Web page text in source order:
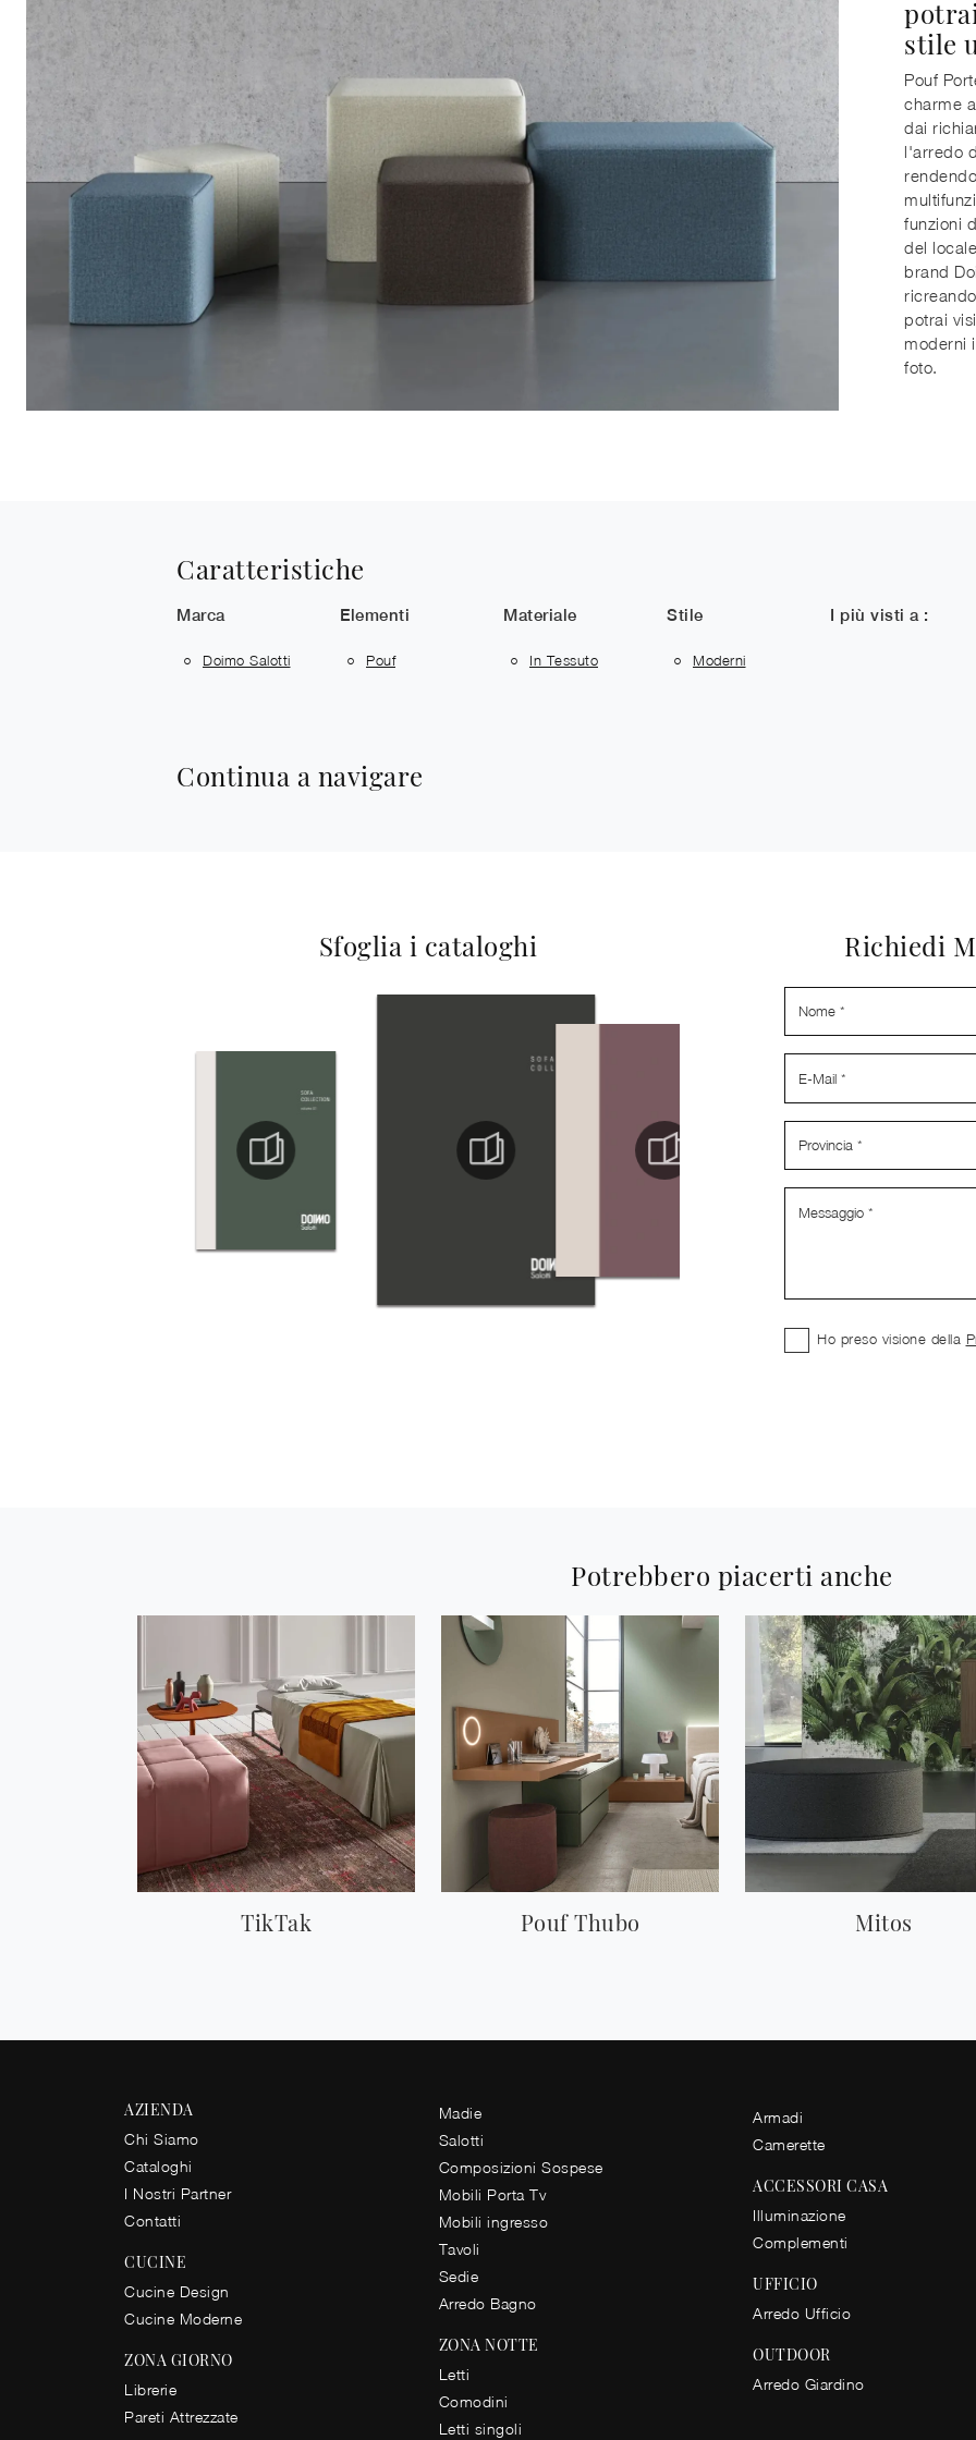
stile
Pouf
charme
dai
l'arredo
funzioni
del
brand
potrai
moderni
foto.
Caratteristiche
Marca
Doimo Salotti
Elementi
Pouf
Materiale
In Tessuto
Stile
Moderni
I più visti a :
Continua a navigare
Sfoglia i cataloghi Richiedi
Ho preso visione della
Potrebbero piacerti anche
TikTak Pouf Thubo Mitos
AZIENDA
Chi Siamo
Cataloghi
I Nostri Partner
Contatti
CUCINE
Cucine Design
Cucine Moderne
ZONA GIORNO
Librerie
Pareti Attrezzate
Madie
Salotti
Composizioni Sospese
Mobili Porta Tv
Mobili ingresso
Tavoli
Sedie
Arredo Bagno
ZONA NOTTE
Letti
Comodini
Letti singoli
Armadi
Camerette
ACCESSORI CASA
Illuminazione
Complementi
UFFICIO
Arredo Ufficio
OUTDOOR
Arredo Giardino